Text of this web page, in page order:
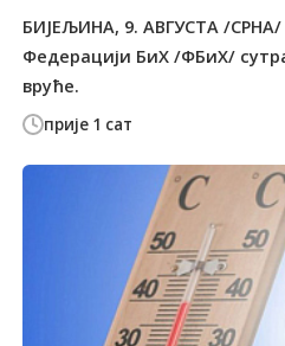
прије 1 сат
БИЈЕЉИНА, 9. АВГУСТА /СРНА/
Федерацији БиХ /ФБиХ/
вруће.